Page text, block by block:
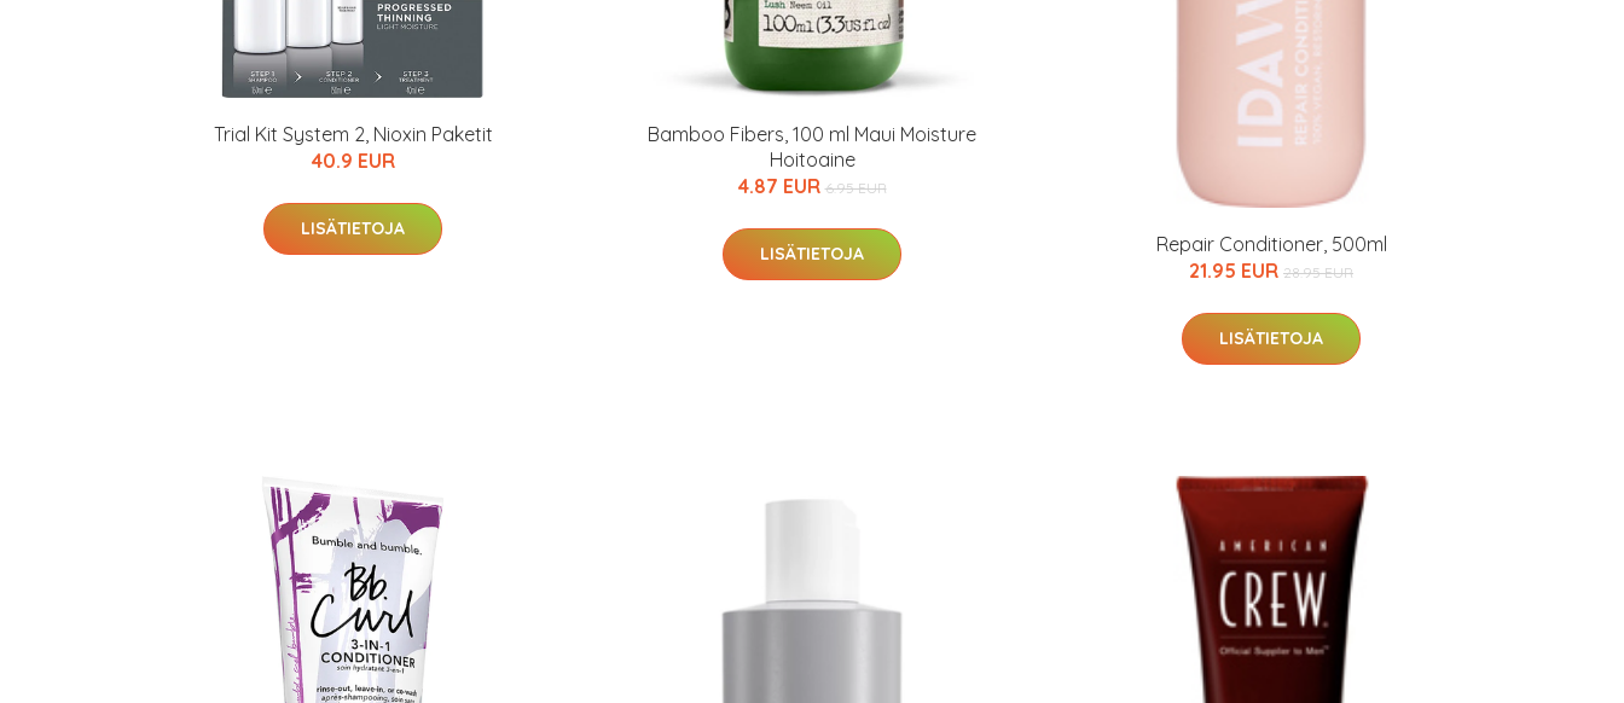
Trial Kit System 2, Nioxin Paketit
40.9 EUR
LISÄTIETOJA
Bamboo Fibers, 100 ml Maui Moisture
Hoitoaine
4.87 EUR 6.95 EUR
LISÄTIETOJA
Repair Conditioner, 500ml
21.95 EUR 28.95 EUR
LISÄTIETOJA